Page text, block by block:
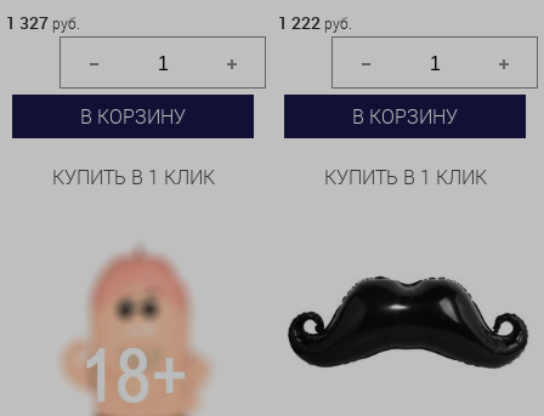
1 327 руб.
В КОРЗИНУ
КУПИТЬ В 1 КЛИК
1 222 руб.
В КОРЗИНУ
КУПИТЬ В 1 КЛИК